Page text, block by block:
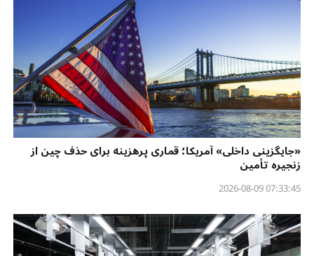
«جایگزینی داخلی» آمریکا؛ قماری پرهزینه برای حذف چین از
زنجیره تأمین
07:33:45 2026-08-09